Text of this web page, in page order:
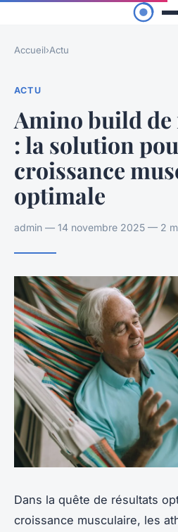
Accueil›Actu
ACTU
Amino build de
: la solution
croissance
optimale
admin — 14 novembre 2025 — 2
Dans la quête de résultats
croissance musculaire, les